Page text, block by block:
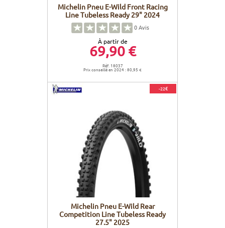
Michelin Pneu E-Wild Front Racing
Line Tubeless Ready 29" 2024
0Avis
À partir de
69,90 €
Réf. 18037
Prix conseillé en 2024 : 80,95 €
-22€
Michelin Pneu E-Wild Rear
Competition Line Tubeless Ready
27.5" 2025